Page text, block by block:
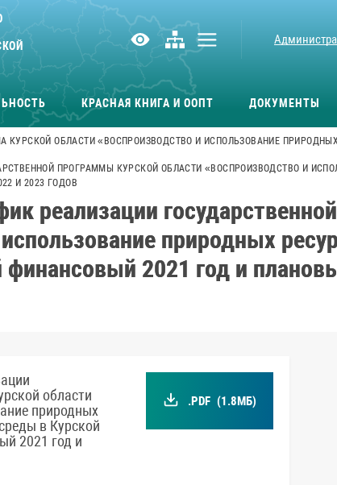
КРАСНАЯ КНИГА И ООПТ ДОКУМЕНТЫ
КУРСКОЙ ОБЛАСТИ «ВОСПРОИЗВОДСТВО И ИСПОЛЬЗОВАНИЕ
ПРОГРАММЫ КУРСКОЙ ОБЛАСТИ «ВОСПРОИЗВОДСТВО И
И 2023 ГОДОВ
реализации
природных
2021 год и
области
природных
в Курской
2021 год и
.PDF (1.8МБ)